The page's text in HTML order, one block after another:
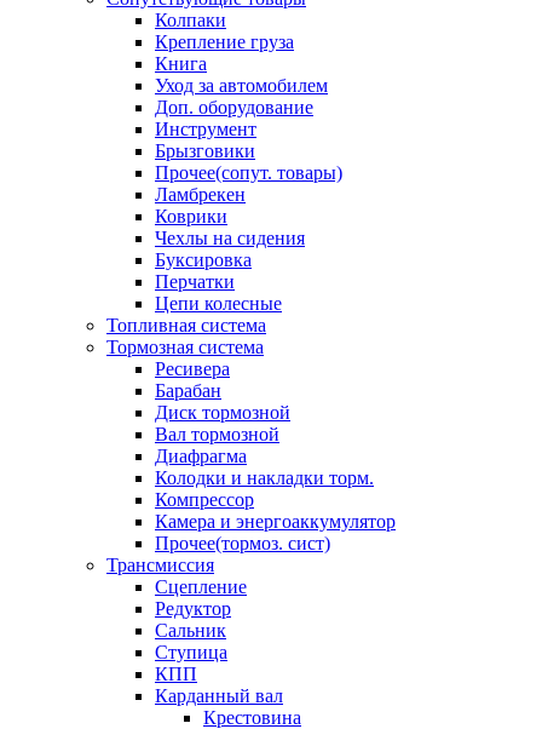
Колпаки
Крепление груза
Книга
Уход за автомобилем
Доп. оборудование
Инструмент
Брызговики
Прочее(сопут. товары)
Ламбрекен
Коврики
Чехлы на сидения
Буксировка
Перчатки
Цепи колесные
Топливная система
Тормозная система
Ресивера
Барабан
Диск тормозной
Вал тормозной
Диафрагма
Колодки и накладки торм.
Компрессор
Камера и энергоаккумулятор
Прочее(тормоз. сист)
Трансмиссия
Сцепление
Редуктор
Сальник
Ступица
КПП
Карданный вал
Крестовина